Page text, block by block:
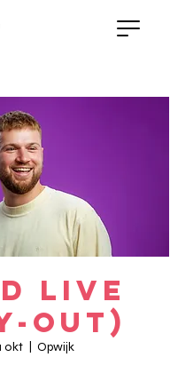
live
out)
okt
  |
Opwijk